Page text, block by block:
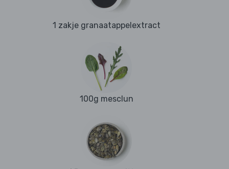
1 zakje granaatappelextract
100g mesclun